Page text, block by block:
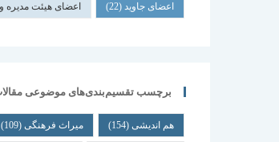
اعضای جاوید(22) اعضای هیئت مدیره
برچسب تقسیم‌بندی‌های موضوعی
هم اندیشی(154) میراث فرهنگی(109)